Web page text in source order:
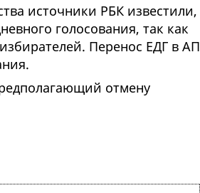
источники РБК известили,
голосования, так как
Перенос ЕДГ в АП
отмену